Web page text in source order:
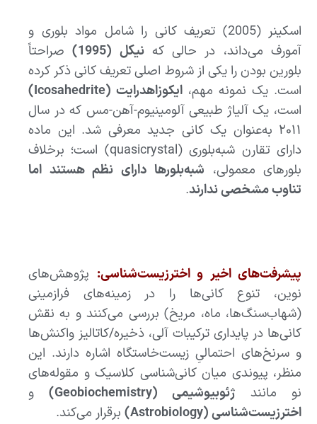
اسکینر (2005) تعریف کانی را شامل مواد بلوری و
آمورف می‌داند، در حالی که نیکل (1995)
صراحتاً
بلورین بودن را یکی از شروط اصلی تعریف کانی ذکر کرده
است. یک نمونه مهم، ایکوزاهدرایت (Icosahedrite)
است، یک آلیاژ طبیعی آلومینیوم-آهن-مس که در سال
۲۰۱۱ به‌عنوان یک کانی جدید معرفی شد. این ماده
دارای تقارن شبه‌بلوری (quasicrystal) است؛ برخلاف
بلورهای معمولی، شبه‌بلورها دارای نظم هستند اما
تناوب مشخصی ندارند.
پیشرفت‌های اخیر و اخترزیست‌شناسی: پژوهش‌های
نوین، تنوع کانی‌ها را در زمینه‌های فرازمینی
(شهاب‌سنگ‌ها، ماه، مریخ) بررسی می‌کنند و به نقش
کانی‌ها در پایداری ترکیبات آلی، ذخیره/کاتالیز واکنش‌ها
و سرنخ‌های احتمالیِ زیست‌خاستگاه اشاره دارند. این
منظر، پیوندی میان کانی‌شناسی کلاسیک و مقوله‌های
نو مانند
ژئوبیوشیمی (Geobiochemistry)
و
اخترزیست‌شناسی (Astrobiology)
برقرار می‌کند.